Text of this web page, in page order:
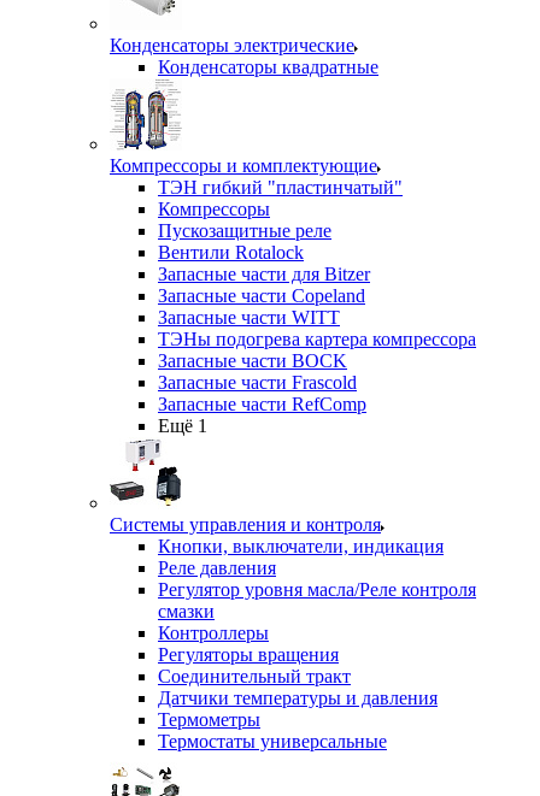
Конденсаторы электрические
Конденсаторы квадратные
Компрессоры и комплектующие
ТЭН гибкий "пластинчатый"
Компрессоры
Пускозащитные реле
Вентили Rotalock
Запасные части для Bitzer
Запасные части Copeland
Запасные части WITT
ТЭНы подогрева картера компрессора
Запасные части BOCK
Запасные части Frascold
Запасные части RefComp
Ещё 1
Системы управления и контроля
Кнопки, выключатели, индикация
Реле давления
Регулятор уровня масла/Реле контроля
смазки
Контроллеры
Регуляторы вращения
Соединительный тракт
Датчики температуры и давления
Термометры
Термостаты универсальные